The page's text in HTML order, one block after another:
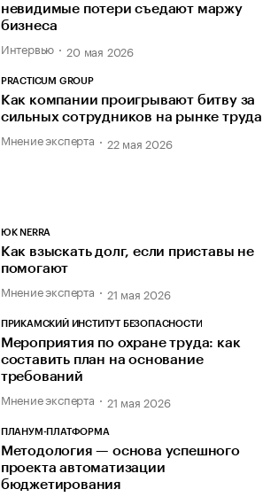
невидимые потери съедают маржу
бизнеса
Интервью 20 мая 2026
PRACTICUM GROUP
Как компании проигрывают битву за
сильных сотрудников на рынке труда
Мнение эксперта 22 мая 2026
ЮК NERRA
Как взыскать долг, если приставы не
помогают
Мнение эксперта 21 мая 2026
ПРИКАМСКИЙ ИНСТИТУТ БЕЗОПАСНОСТИ
Мероприятия по охране труда: как
составить план на основание
требований
Мнение эксперта 21 мая 2026
ПЛАНУМ-ПЛАТФОРМА
Методология — основа успешного
проекта автоматизации
бюджетирования